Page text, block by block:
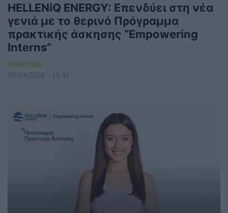
HELLENiQ ENERGY: Επενδύει στη νέα
γενιά με το θερινό Πρόγραμμα
πρακτικής άσκησης “Empowering
Interns”
ΧΡΗΣΤΙΚΑ
30/04/2026 - 15:41